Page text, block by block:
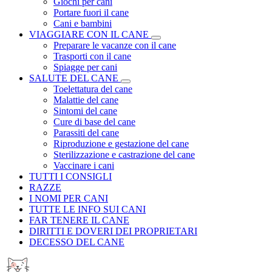
Portare fuori il cane
Cani e bambini
VIAGGIARE CON IL CANE
Preparare le vacanze con il cane
Trasporti con il cane
Spiagge per cani
SALUTE DEL CANE
Toelettatura del cane
Malattie del cane
Sintomi del cane
Cure di base del cane
Parassiti del cane
Riproduzione e gestazione del cane
Sterilizzazione e castrazione del cane
Vaccinare i cani
TUTTI I CONSIGLI
RAZZE
I NOMI PER CANI
TUTTE LE INFO SUI CANI
FAR TENERE IL CANE
DIRITTI E DOVERI DEI PROPRIETARI
DECESSO DEL CANE